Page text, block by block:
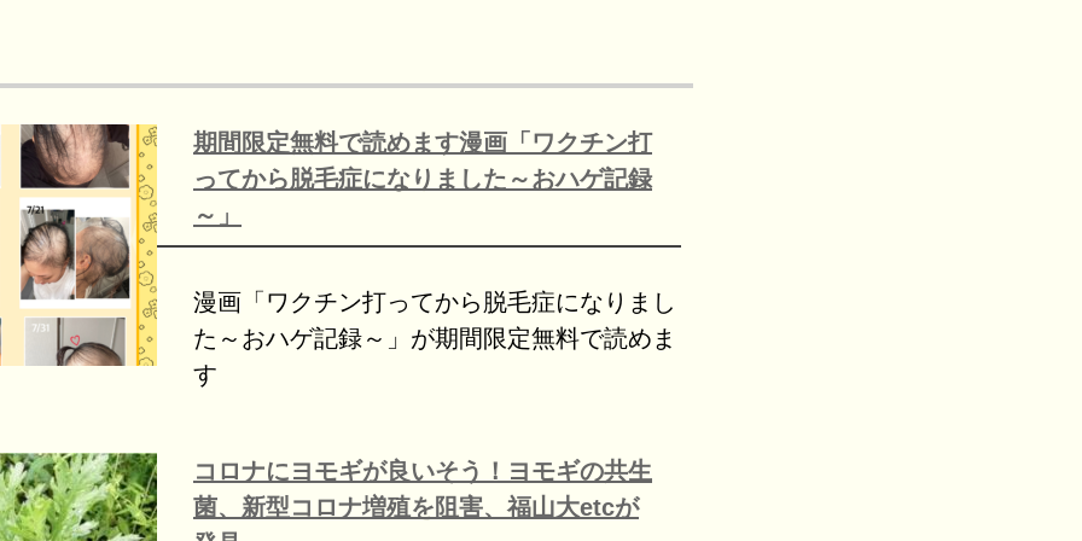
期間限定無料で読めます漫画「ワクチン打
ってから脱毛症になりました～おハゲ記録
～」
漫画「ワクチン打ってから脱毛症になりまし
た～おハゲ記録～」が期間限定無料で読めま
す
コロナにヨモギが良いそう！ヨモギの共生
菌、新型コロナ増殖を阻害、福山大etcが